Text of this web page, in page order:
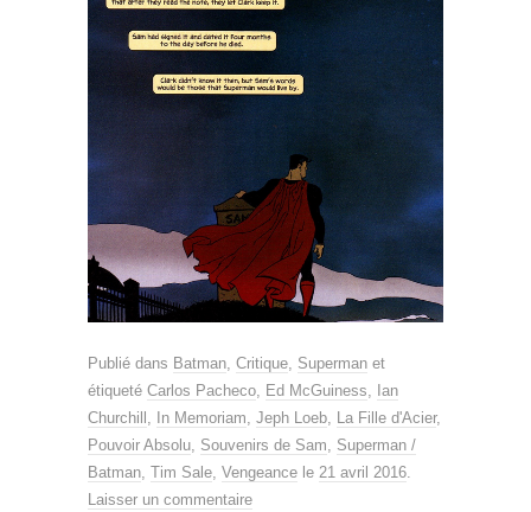
Publié dans Batman Critique Superman et
étiqueté Carlos Pacheco Ed McGuiness
Ian
Churchill
In Memoriam Jeph Loeb La Fille d'Acier,
Pouvoir Absolu Souvenirs de Sam
Superman /
Batman Tim Sale Vengeance le 21 avril 2016
Laisser un commentaire